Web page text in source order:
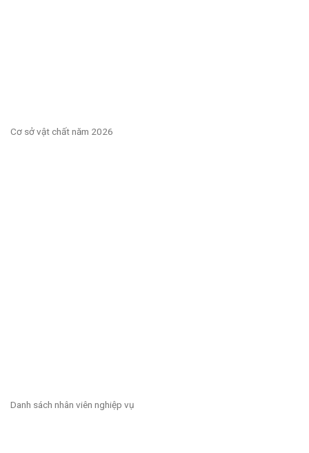
Cơ sở vật chất năm 2026
Danh sách nhân viên nghiệp vụ